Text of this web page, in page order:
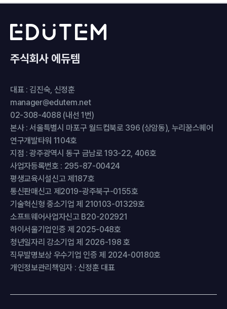
주식회사 에듀템
대표 : 김진숙, 신정훈
manager@edutem.net
02-308-4088 (내선 1번)
본사 : 서울특별시 마포구 월드컵북로 396 (상암동), 누리꿈스퀘어
연구개발타워 1104호
지점 : 광주광역시 동구 금남로 193-22, 406호
사업자등록번호 : 295-87-00424
평생교육시설신고 제187호
통신판매신고 제2019-광주북구-0155호
기술혁신형 중소기업 제 210103-01329호
소프트웨어사업자신고 B20-202921
하이서울기업인증 제 2025-048호
청년일자리 강소기업 제 2026-198 호
직무발명보상 우수기업 인증 제 2024-00180호
개인정보관리책임자 : 신정훈 대표